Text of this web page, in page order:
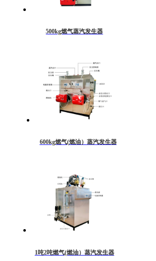
500kg燃气蒸汽发生器
600kg燃气(燃油）蒸汽发生器
1吨2吨燃气(燃油）蒸汽发生器